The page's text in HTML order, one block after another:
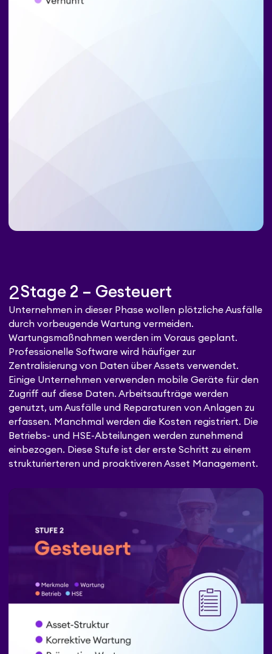
2Stage 2 – Gesteuert
Unternehmen in dieser Phase wollen plötzliche Ausfälle
durch vorbeugende Wartung vermeiden.
Wartungsmaßnahmen werden im Voraus geplant.
Professionelle Software wird häufiger zur
Zentralisierung von Daten über Assets verwendet.
Einige Unternehmen verwenden mobile Geräte für den
Zugriff auf diese Daten. Arbeitsaufträge werden
genutzt, um Ausfälle und Reparaturen von Anlagen zu
erfassen. Manchmal werden die Kosten registriert. Die
Betriebs- und HSE-Abteilungen werden zunehmend
einbezogen. Diese Stufe ist der erste Schritt zu einem
strukturierteren und proaktiveren Asset Management.